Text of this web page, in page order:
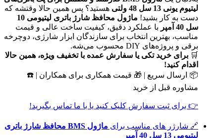
لیتیوم یونی 13 سل 48 ولتی
هستید؟ پس همین حالا وقتشه که
دست به کار بشید!
ماژول محافظ شارژ باتری لیتیومی 10
سل 40 آمپر
با عملکرد دقیق، کیفیت ساخت عالی و قیمت
مناسب، بهترین انتخاب برای سازندگان ابزار شارژی، دوچرخه
برقی و پروژه‌های DIY محسوب می‌شه.
🛒 برای خرید تکی یا سفارش عمده با تخفیف ویژه، همین حالا
اقدام کنید!
📦 ارسال سریع | 🎁 قیمت همکاری برای همکاران | ☎️
مشاوره قبل از خرید
👉 برای ثبت سفارش کلیک کنید یا با ما تماس بگیرید!
🔗 شارژر های مناسب برای
ماژول BMS محافظ شارژ باتری
لیتیومی 13 سل 40 آمپر